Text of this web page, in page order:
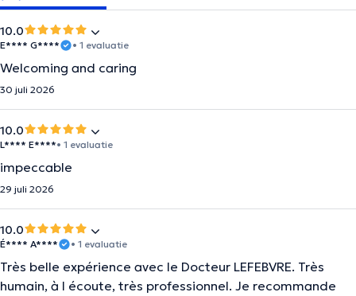
10.0
E**** G**** • 1 evaluatie
Welcoming and caring
30 juli 2026
10.0
L**** E****• 1 evaluatie
impeccable
29 juli 2026
10.0
É**** A**** • 1 evaluatie
Très belle expérience avec le Docteur LEFEBVRE. Très
humain, à l écoute, très professionnel. Je recommande